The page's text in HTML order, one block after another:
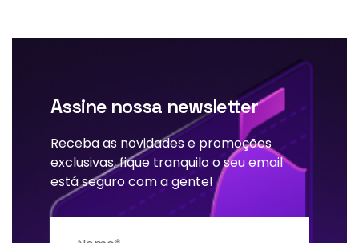
Assine nossa newsletter
Receba as novidades e promoções
exclusivas, fique tranquilo o seu email
está seguro com a gente!